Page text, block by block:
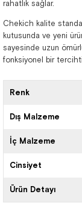
rahatlık sağlar.
Chekich kalite
kutusunda ve yeni
sayesinde uzun
fonksiyonel bir
Renk
Dış Malzeme
İç Malzeme
Cinsiyet
Ürün Detayı